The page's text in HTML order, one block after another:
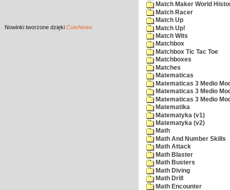
Nowinki tworzone dzięki CuteNews
Match Maker World
Match Racer
Match Up
Match Up!
Match Wits
Matchbox
Matchbox Tic Tac Toe
Matchboxes
Matches
Matematicas
Matematicas 3 Medio
Matematicas 3 Medio
Matematicas 3 Medio
Matematika
Matematyka (v1)
Matematyka (v2)
Math
Math And Number Skills
Math Attack
Math Blaster
Math Busters
Math Diving
Math Drill
Math Encounter